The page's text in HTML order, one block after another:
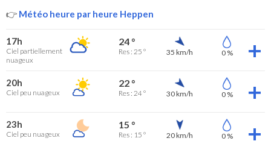
👉 Météo heure par heure Heppen
17h
Ciel partiellement
nuageux
24 °
Res : 25 ° 35 km/h 0 %
20h
Ciel peu nuageux
22 °
Res : 24 ° 30 km/h 0 %
23h
Ciel peu nuageux
15 °
Res : 15 ° 20 km/h 0 %